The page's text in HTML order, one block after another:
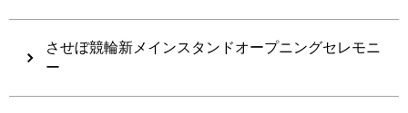
させぼ競輪新メインスタンドオープニングセレモニ
ー